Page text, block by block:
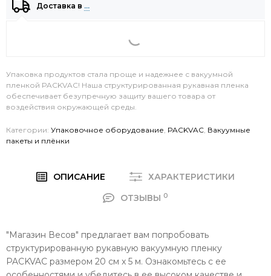
Доставка в …
Упаковка продуктов стала проще и надежнее с вакуумной
пленкой PACKVAC! Наша структурированная рукавная пленка
обеспечивает безупречную защиту вашего товара от
воздействия окружающей среды.
Категории: Упаковочное оборудование, PACKVAC, Вакуумные
пакеты и плёнки
ОПИСАНИЕ
ХАРАКТЕРИСТИКИ
ОТЗЫВЫ 0
"Магазин Весов" предлагает вам попробовать
структурированную рукавную вакуумную пленку
PACKVAC размером 20 см x 5 м. Ознакомьтесь с ее